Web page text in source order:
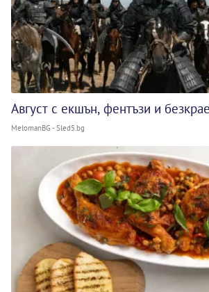
Август с екшън, фентъзи и
MelomanBG - Sled5.bg